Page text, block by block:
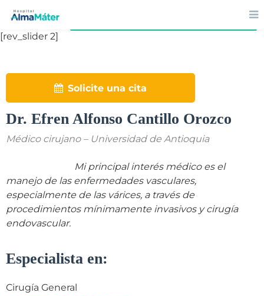
[rev_slider 2]
Solicite una cita
Dr. Efren Alfonso Cantillo Orozco
Médico cirujano – Universidad de Antioquia
Mi principal interés médico es el
manejo de las enfermedades vasculares,
especialmente de las várices, a través de
procedimientos mínimamente invasivos y cirugía
endovascular.
Especialista en:
Cirugía General